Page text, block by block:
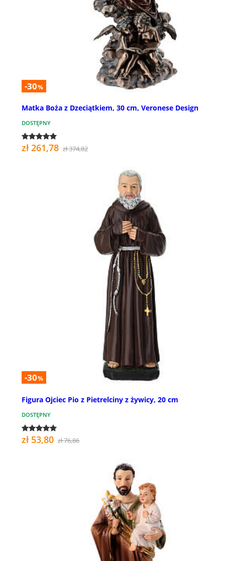
-30%
Matka Boża z Dzeciątkiem, 30 cm, Veronese Design
DOSTĘPNY
zł 261,78 zł 374,82
-30%
Figura Ojciec Pio z Pietrelciny z żywicy, 20 cm
DOSTĘPNY
zł 53,80 zł 76,86